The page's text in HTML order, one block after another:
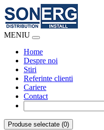
MENIU
Home
Despre noi
Stiri
Referinte clienti
Cariere
Contact
Produse selectate (0)